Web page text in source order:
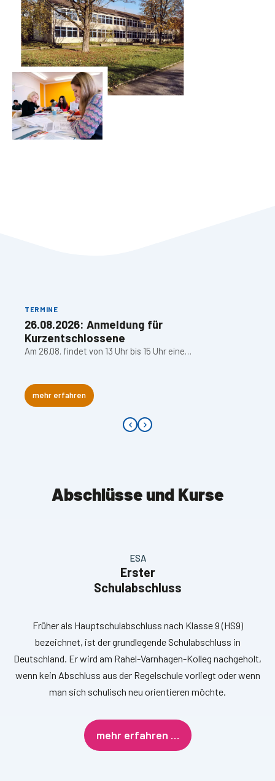
TERMINE
26.08.2026: Anmeldung für
Kurzentschlossene
Am 26.08. findet von 13 Uhr bis 15 Uhr eine…
mehr erfahren
Abschlüsse und Kurse
ESA
Erster
Schulabschluss
Früher als Hauptschulabschluss nach Klasse 9 (HS9)
bezeichnet, ist der grundlegende Schulabschluss in
Deutschland. Er wird am Rahel-Varnhagen-Kolleg nachgeholt,
wenn kein Abschluss aus der Regelschule vorliegt oder wenn
man sich schulisch neu orientieren möchte.
mehr erfahren …